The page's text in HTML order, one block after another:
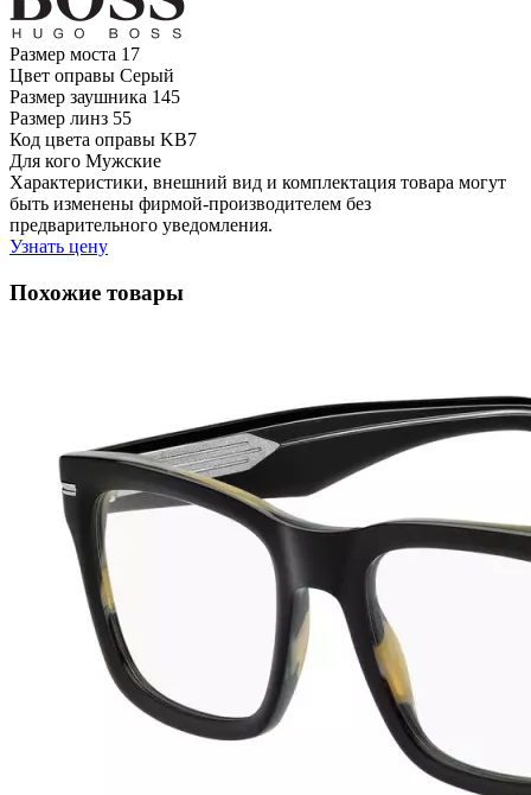
Размер моста 17
Цвет оправы Серый
Размер заушника 145
Размер линз 55
Код цвета оправы KB7
Для кого Мужские
Характеристики, внешний вид и комплектация товара могут
быть изменены фирмой-производителем без
предварительного уведомления.
Узнать цену
Похожие товары